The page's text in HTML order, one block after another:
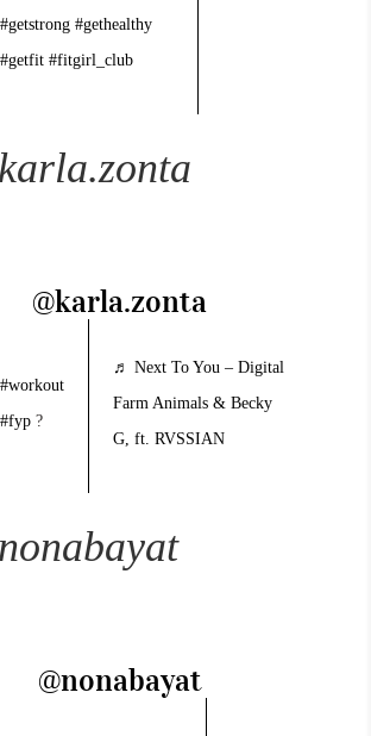
#getstrong #gethealthy
#getfit #fitgirl_club
@karla.zonta
#workout
#fyp ?
♬ Next To You – Digital
Farm Animals & Becky
G, ft. RVSSIAN
@nonabayat